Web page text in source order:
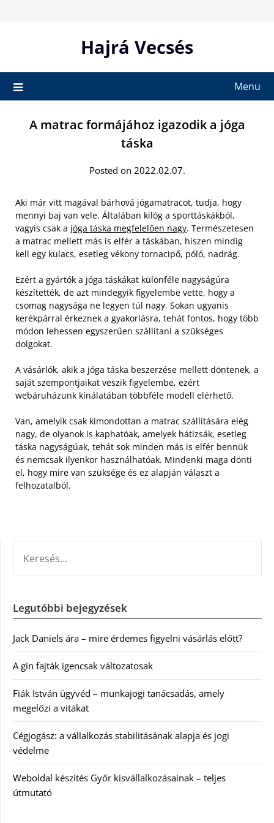
Hajrá Vecsés
Menu
A matrac formájához igazodik a jóga
táska
Posted on 2022.02.07.
Aki már vitt magával bárhová jógamatracot, tudja, hogy
mennyi baj van vele. Általában kilóg a sporttáskákból,
vagyis csak a jóga táska megfelelően nagy. Természetesen
a matrac mellett más is elfér a táskában, hiszen mindig
kell egy kulacs, esetleg vékony tornacipő, póló, nadrág.
Ezért a gyártók a jóga táskákat különféle nagyságúra
készítették, de azt mindegyik figyelembe vette, hogy a
csomag nagysága ne legyen túl nagy. Sokan ugyanis
kerékpárral érkeznek a gyakorlásra, tehát fontos, hogy több
módon lehessen egyszerűen szállítani a szükséges
dolgokat.
A vásárlók, akik a jóga táska beszerzése mellett döntenek, a
saját szempontjaikat veszik figyelembe, ezért
webáruházunk kínálatában többféle modell elérhető.
Van, amelyik csak kimondottan a matrac szállítására elég
nagy, de olyanok is kaphatóak, amelyek hátizsák, esetleg
táska nagyságúak, tehát sok minden más is elfér bennük
és nemcsak ilyenkor használhatóak. Mindenki maga dönti
el, hogy mire van szüksége és ez alapján választ a
felhozatalból.
Legutóbbi bejegyzések
Jack Daniels ára – mire érdemes figyelni vásárlás előtt?
A gin fajták igencsak változatosak
Fiák István ügyvéd – munkajogi tanácsadás, amely
megelőzi a vitákat
Cégjogász: a vállalkozás stabilitásának alapja és jogi
védelme
Weboldal készítés Győr kisvállalkozásainak – teljes
útmutató